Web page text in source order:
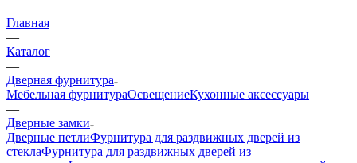
Главная
—
Каталог
—
Дверная фурнитура
Мебельная фурнитураОсвещениеКухонные аксессуары
—
Дверные замки
Дверные петлиФурнитура для раздвижных дверей из
стеклаФурнитура для раздвижных дверей из